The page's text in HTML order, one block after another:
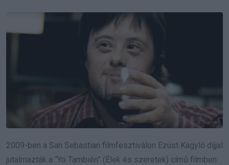
2009-ben a San Sebastian filmfesztiválon Ezüst Kagyló díjjal
jutalmazták a “Yo También” (Élek és szeretek) című filmben